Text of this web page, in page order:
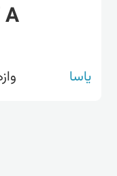
یاسا